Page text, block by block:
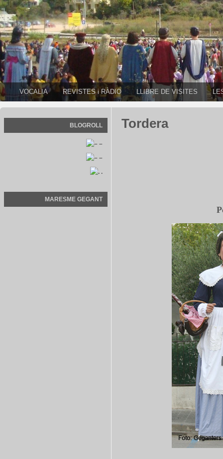
VOCALIA REVISTES i RÀDIO LLIBRE DE VISITES
BLOGROLL
–
–
.
MARESME GEGANT
Tordera